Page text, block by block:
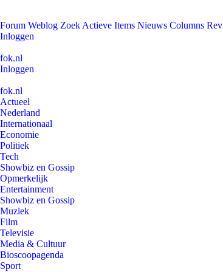
Forum Weblog Zoek Actieve Items Nieuws Columns
Inloggen
fok.nl
Inloggen
fok.nl
Actueel
Nederland
Internationaal
Economie
Politiek
Tech
Showbiz en Gossip
Opmerkelijk
Entertainment
Showbiz en Gossip
Muziek
Film
Televisie
Media & Cultuur
Bioscoopagenda
Sport